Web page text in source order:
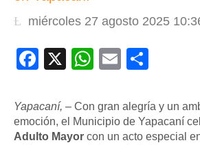
miércoles 27 agosto 2025
Facebook
X WhatsApp
Email
Yapacaní, – Con gran alegría y un
emoción, el Municipio de Yapacaní
Adulto Mayor con un acto especial